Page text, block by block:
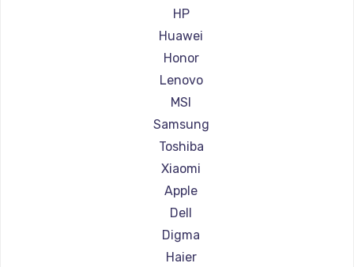
Ремонт ноутбуков Aorus
Ремонт ноутбуков Maibenben
Ремонт ноутбуков Getac
Ремонт ноутбуков Epson
Ремонт ноутбуков Philips
Ремонт ноутбуков LG
Ремонт ноутбуков Panasonic
Ремонт ноутбуков Irbis
Ремонт ноутбуков Thunderobot
Ремонт ноутбуков Hasee
Ремонт ноутбуков ZTE
Ремонт ноутбуков Hiper
HP
Huawei
Honor
Lenovo
MSI
Samsung
Toshiba
Xiaomi
Apple
Dell
Digma
Haier